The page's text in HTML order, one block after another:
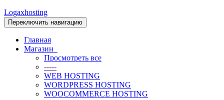
Logaxhosting
Переключить навигацию
Главная
Магазин
Просмотреть все
-----
WEB HOSTING
WORDPRESS HOSTING
WOOCOMMERCE HOSTING